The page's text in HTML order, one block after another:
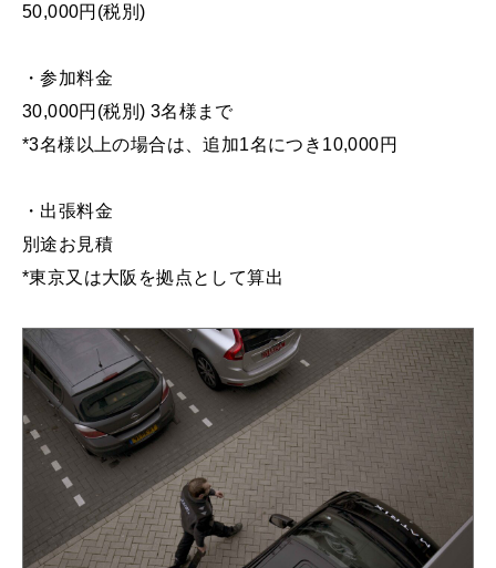
50,000円(税別)
・参加料金
30,000円(税別) 3名様まで
*3名様以上の場合は、追加1名につき10,000円
・出張料金
別途お見積
*東京又は大阪を拠点として算出